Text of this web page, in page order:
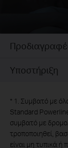
Υποστήριξη
* 1. Συμβατό με
Standard
συμβατό με
τροποποιηθεί,
είναι μη τυπικά ή